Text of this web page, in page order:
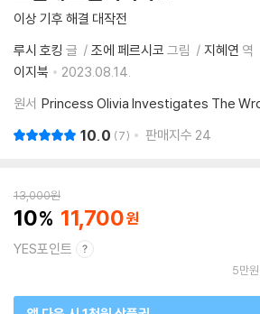
이상 기후 해결 대작전
루시 호킹 글 조에 페르시코 그림 지혜연 역
이지북
2023.08.14.
원서 Princess Olivia Investigates The
10.0 7 판매지수 24
13,000원
10 11,700
YES포인트
5만